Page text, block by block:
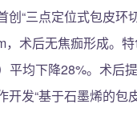
“三点定位式包皮
术后无焦痂形成。
平均下降28%。术后
开发“基于石墨烯的